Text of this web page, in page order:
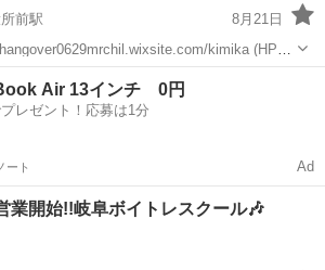
前駅
8月21日
kimika (HPの
す) 🎶ボイス・ボーカルトレー
ましょう🎶 〜自己紹介〜...
ボーカル レッスン
Air 13インチ 0円
レゼント！応募は1分
ート Ad
業開始!!岐阜ボイトレスクール🎶